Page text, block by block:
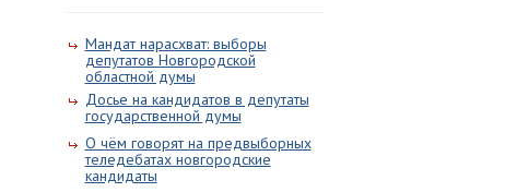
Мандат нарасхват: выборы
депутатов Новгородской
областной думы
Досье на кандидатов в депутаты
государственной думы
О чём говорят на предвыборных
теледебатах новгородские
кандидаты